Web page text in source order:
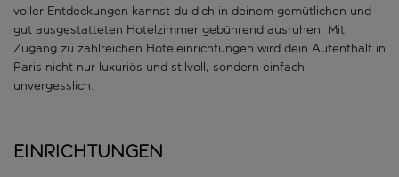
voller Entdeckungen kannst du dich in deinem gemütlichen und
gut ausgestatteten Hotelzimmer gebührend ausruhen. Mit
Zugang zu zahlreichen Hoteleinrichtungen wird dein Aufenthalt in
Paris nicht nur luxuriös und stilvoll, sondern einfach
unvergesslich.
Einrichtungen